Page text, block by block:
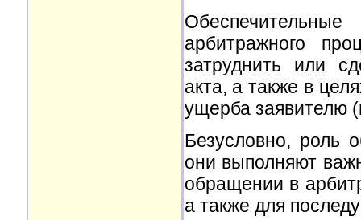
арбитражного
затруднить или
акта, а также в
ущерба заявителю
Безусловно, роль
они выполняют
обращении в
а также для